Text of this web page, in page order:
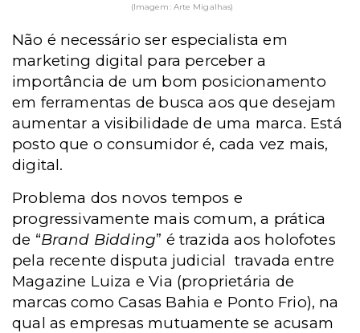
(Imagem: Arte Migalhas)
Não é necessário ser especialista em
marketing digital para perceber a
importância de um bom posicionamento
em ferramentas de busca aos que desejam
aumentar a visibilidade de uma marca. Está
posto que o consumidor é, cada vez mais,
digital.
Problema dos novos tempos e
progressivamente mais comum, a prática
de “Brand Bidding” é trazida aos holofotes
pela recente disputa judicial travada entre
Magazine Luiza e Via (proprietária de
marcas como Casas Bahia e Ponto Frio), na
qual as empresas mutuamente se acusam